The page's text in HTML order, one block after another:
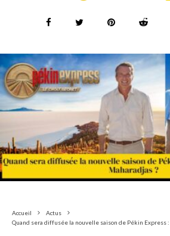
Accueil
Actus
Quand sera diffusée la nouvelle saison de Pékin Express :